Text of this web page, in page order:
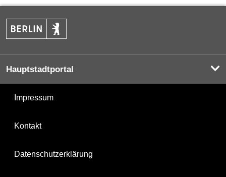
Hauptstadtportal
Impressum
Kontakt
Datenschutzerklärung